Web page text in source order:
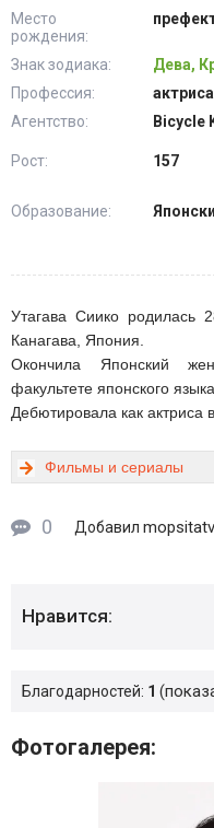
Место
рождения:
Знак зодиака:
Дева,
Профессия:
актриса
Агентство:
Bicycle
Рост: 157
Образование:
Утагава Сиико родилась
Канагава, Япония.
Окончила Японский
факультете японского
Дебютировала как актриса
Фильмы и сериалы
0 Добавил
Нравится:
Благодарностей: 1
Фотогалерея: